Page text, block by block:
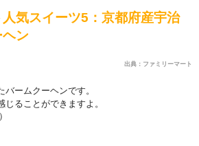
人気スイーツ5 ：京都府産宇治
ヘン
出典：ファミリーマート
バームク ーヘンです。
ることができますよ。